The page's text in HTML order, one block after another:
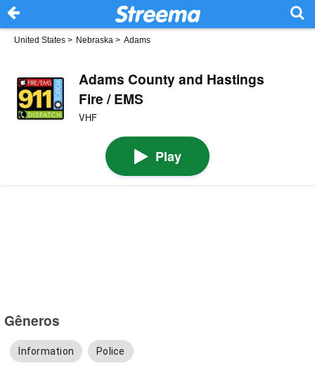
United States > Nebraska > Adams
Adams County and Hastings
Fire / EMS
VHF
Play
Gêneros
Information Police